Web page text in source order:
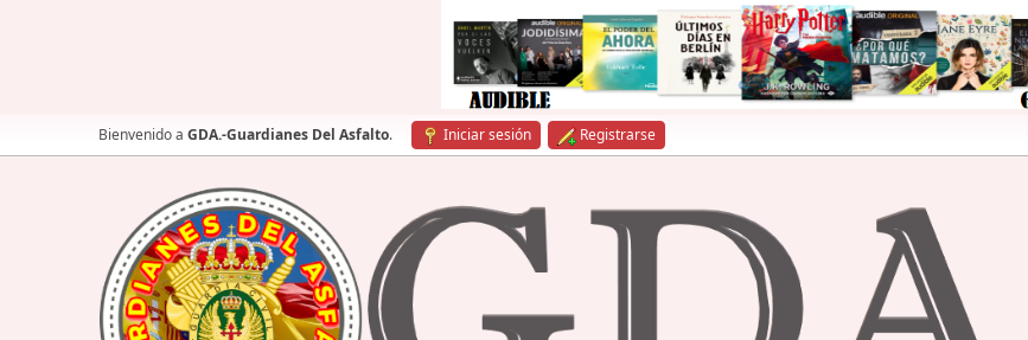
Bienvenido a GDA.-Guardianes Del Asfalto. Iniciar sesión Registrarse